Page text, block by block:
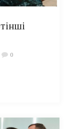
0